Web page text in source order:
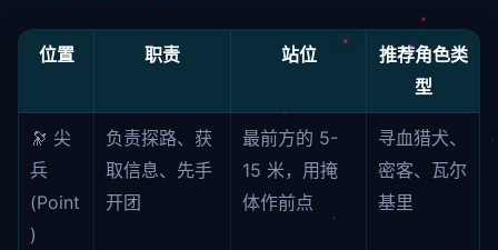
位置 职责 站位
推荐角色类
型
🔭 尖
兵
(Point
)
负责探路、获
取信息、先手
开团
最前方的 5-
15 米，用掩
体作前点
寻血猎犬、
密客、瓦尔
基里